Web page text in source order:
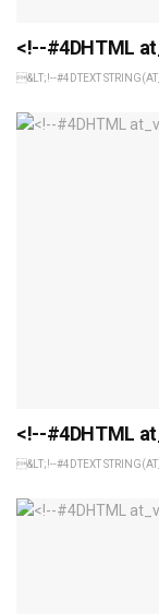
<!--#4DHTML
&LT;!--#4DTEXT
<!--#4DHTML
&LT;!--#4DTEXT